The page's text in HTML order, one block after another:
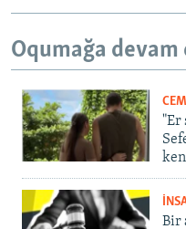
Oqumağa
"Er
Bir